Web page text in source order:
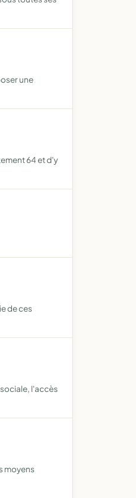
une
64 et d'y
de ces
l'accès
moyens